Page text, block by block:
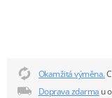
Okamžitá výměna.
Doprava zdarma u